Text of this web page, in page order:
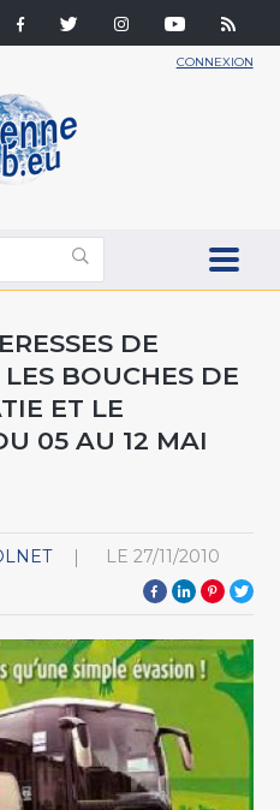
CONNEXION
DE
BOUCHES DE
ET LE
05 AU 12 MAI
LE 27/11/2010